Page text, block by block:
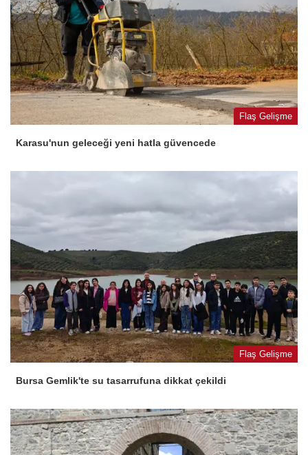
Flaş Gelişme
Karasu'nun geleceği yeni hatla güvencede
Flaş Gelişme
Bursa Gemlik'te su tasarrufuna dikkat çekildi